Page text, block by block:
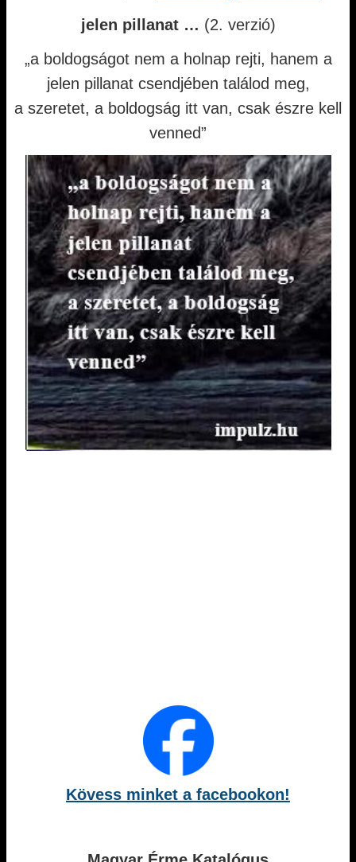
jelen pillanat … (2. verzió)
„a boldogságot nem a holnap rejti, hanem a
jelen pillanat csendjében találod meg,
a szeretet, a boldogság itt van, csak észre kell
venned”
Kövess minket a facebookon!